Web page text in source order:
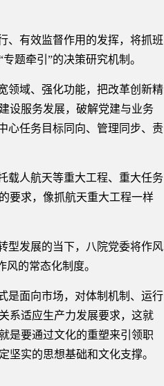
有效监督作用的发挥，将抓班
题牵引”的决策研究机制。
域、强化功能，把改革创新精
设服务发展，破解党建与业务
心任务目标同向、管理同步、责
人航天等重大工程、重大任务
要求，像抓航天重大工程一样
发展的当下，八院党委将作风
的常态化制度。
面向市场，对体制机制、运行
系适应生产力发展要求，这就
是要通过文化的重塑来引领职
实的思想基础和文化支撑。